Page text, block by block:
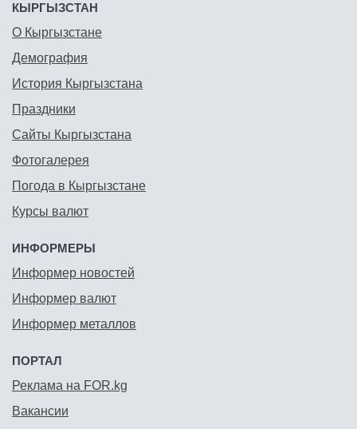
КЫРГЫЗСТАН
О Кыргызстане
Демография
История Кыргызстана
Праздники
Сайты Кыргызстана
Фотогалерея
Погода в Кыргызстане
Курсы валют
ИНФОРМЕРЫ
Информер новостей
Информер валют
Информер металлов
ПОРТАЛ
Реклама на FOR.kg
Вакансии